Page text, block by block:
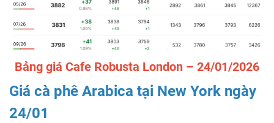
Bảng giá Cafe Robusta London – 24/01/2026
Giá cà phê Arabica tại New York ngày
24/01